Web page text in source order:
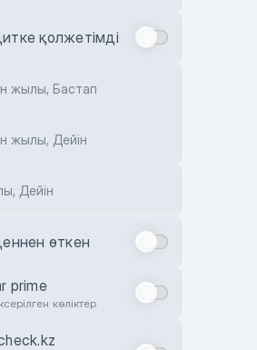
қолжетімді
жылы, Бастап
жылы, Дейін
Дейін
өткен
prime
көліктер